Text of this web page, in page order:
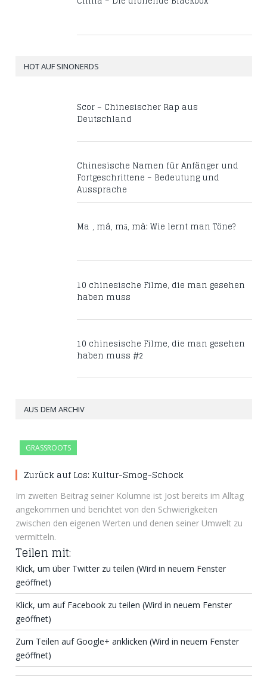
HOT AUF SINONERDS
Scor – Chinesischer Rap aus
Deutschland
Chinesische Namen für Anfänger und
Fortgeschrittene – Bedeutung und
Aussprache
Mā, má, mǎ, mà: Wie lernt man Töne?
10 chinesische Filme, die man gesehen
haben muss
10 chinesische Filme, die man gesehen
haben muss #2
AUS DEM ARCHIV
GRASSROOTS
Zurück auf Los: Kultur-Smog-Schock
Im zweiten Beitrag seiner Kolumne ist Jost bereits im Alltag
angekommen und berichtet von den Schwierigkeiten
zwischen den eigenen Werten und denen seiner Umwelt zu
vermitteln.
Teilen mit:
Klick, um über Twitter zu teilen (Wird in neuem Fenster
geöffnet)
Klick, um auf Facebook zu teilen (Wird in neuem Fenster
geöffnet)
Zum Teilen auf Google+ anklicken (Wird in neuem Fenster
geöffnet)